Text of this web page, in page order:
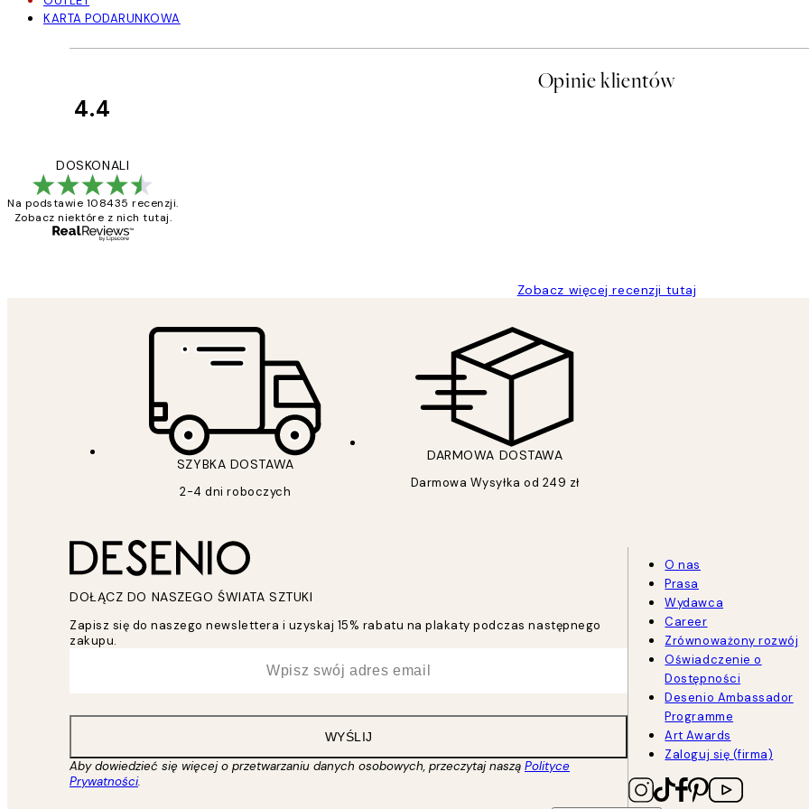
KARTA PODARUNKOWA
Opinie klientów
4.4
DOSKONALI
Na podstawie 108435 recenzji.
Zobacz niektóre z nich tutaj.
Zobacz więcej recenzji tutaj
SZYBKA DOSTAWA
2-4 dni roboczych
DARMOWA DOSTAWA
Darmowa Wysyłka od 249 zł
DOŁĄCZ DO NASZEGO ŚWIATA SZTUKI
Zapisz się do naszego newslettera i uzyskaj 15% rabatu na plakaty podczas następnego
zakupu.
WYŚLIJ
Aby dowiedzieć się więcej o przetwarzaniu danych osobowych, przeczytaj naszą Polityce
Prywatności.
O nas
Prasa
Wydawca
Career
Zrównoważony rozwój
Oświadczenie o
Dostępności
Desenio Ambassador
Programme
Art Awards
Zaloguj się (firma)